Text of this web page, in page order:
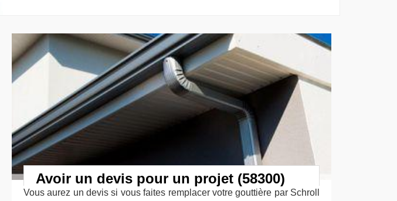
Avoir un devis pour un projet (58300)
Vous aurez un devis si vous faites remplacer votre gouttière par Schroll